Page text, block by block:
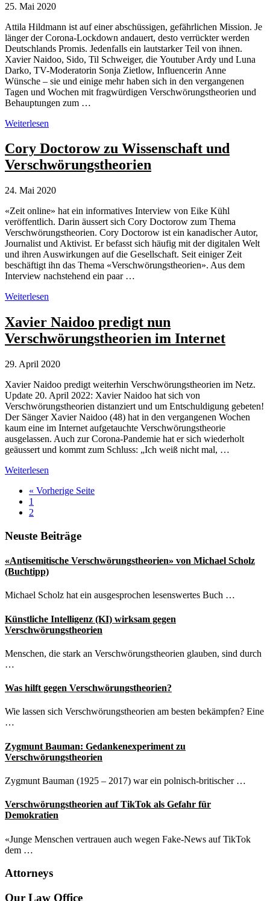
25. Mai 2020
Attila Hildmann ist auf einer abschüssigen, gefährlichen Mission. Je
länger der Corona-Lockdown andauert, desto verrückter werden
Deutschlands Promis. Jedenfalls ein lautstarker Teil von ihnen.
Xavier Naidoo, Sido, Til Schweiger, die Youtuber Ardy und Luna
Darko, TV-Moderatorin Sonja Zietlow, Influencerin Anne
Wünsche – sie und einige mehr haben sich in den vergangenen
Tagen und Wochen mit fragwürdigen Verschwörungstheorien und
Behauptungen zum …
Die
Telegram-
Gruppe
von
Hildmann
Weiterlesen
Cory Doctorow zu Wissenschaft und
Verschwörungstheorien
24. Mai 2020
«Zeit online» hat ein informatives Interview von Eike Kühl
veröffentlich. Darin äussert sich Cory Doctorow zum Thema
Verschwörungstheorien. Cory Doctorow ist ein kanadischer Autor,
Journalist und Aktivist. Er befasst sich häufig mit der digitalen Welt
und ihren Auswirkungen auf die Gesellschaft. Seit einiger Zeit
beschäftigt ihn das Thema «Verschwörungstheorien». Aus dem
Interview nachstehend ein paar …
Cory
zu
Wissenschaft
und
Weiterlesen
Xavier Naidoo predigt nun
Verschwörungstheorien im Internet
29. April 2020
Xavier Naidoo predigt weiterhin Verschwörungstheorien im Netz.
Update 20. April 2022: Xavier Naidoo hat sich von
Verschwörungstheorien distanziert und um Entschuldigung gebeten!
Der Sänger Xavier Naidoo (48) hat in den vergangenen Wochen
kaum eine im Internet aufgetauchte Verschwörungstheorie
ausgelassen. Auch zur Corona-Pandemie hat er sich wiederholt
geäussert und kommt zum Schluss: „Ich weiß nicht mal, …
Xavier
predigt
Verschwörungstheorien
Internet
Weiterlesen
« Vorherige Seiteaufrufen
Seite
1
Seite
2
Seitenspalte
Neuste Beiträge
«Antisemitische Verschwörungstheorien» von Michael Scholz
(Buchtipp)
Michael Scholz hat ein ausgesprochen lesenswertes Buch …
Künstliche Intelligenz (KI) wirksam gegen
Verschwörungstheorien
Menschen, die stark an Verschwörungstheorien glauben, sind durch
…
Was hilft gegen Verschwörungstheorien?
Wie lassen sich Verschwörungstheorien am besten bekämpfen? Eine
…
Zygmunt Bauman: Gedankenexperiment zu
Verschwörungstheorien
Zygmunt Bauman (1925 – 2017) war ein polnisch-britischer …
Verschwörungstheorien auf TikTok als Gefahr für
Demokratien
«Junge Menschen vertrauen auch wegen Fake-News auf TikTok
dem …
Attorneys
Our Law Office